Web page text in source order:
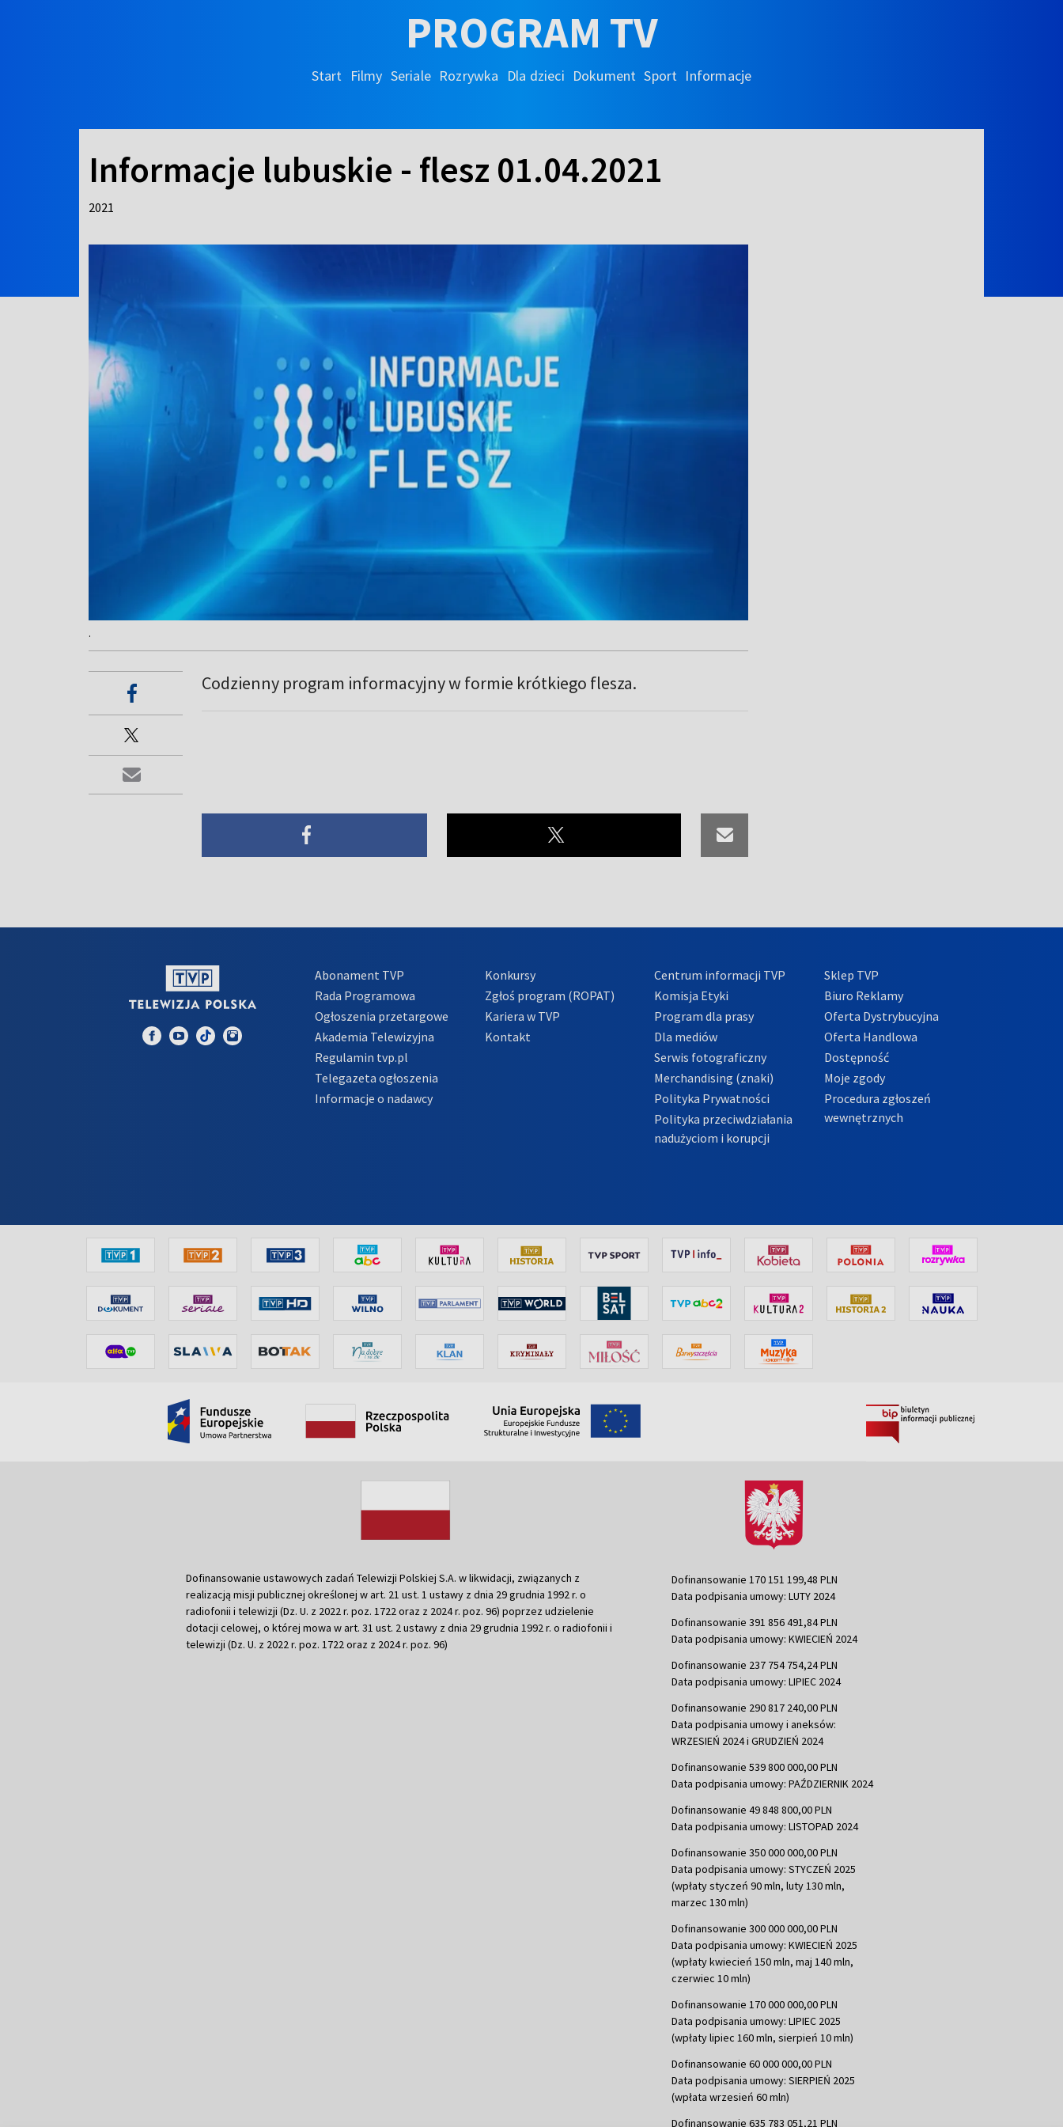
PROGRAM TV
Start Filmy Seriale Rozrywka Dla dzieci Dokument Sport Informacje
Informacje lubuskie - flesz 01.04.2021
2021
.
Codzienny program informacyjny w formie krótkiego flesza.
Abonament TVP
Rada Programowa
Ogłoszenia przetargowe
Akademia Telewizyjna
Regulamin tvp.pl
Telegazeta ogłoszenia
Informacje o nadawcy
Konkursy
Zgłoś program (ROPAT)
Kariera w TVP
Kontakt
Centrum informacji TVP
Komisja Etyki
Program dla prasy
Dla mediów
Serwis fotograficzny
Merchandising (znaki)
Polityka Prywatności
Polityka przeciwdziałania
nadużyciom i korupcji
Sklep TVP
Biuro Reklamy
Oferta Dystrybucyjna
Oferta Handlowa
Dostępność
Moje zgody
Procedura zgłoszeń
wewnętrznych
Dofinansowanie ustawowych zadań Telewizji Polskiej S.A. w likwidacji, związanych z
realizacją misji publicznej określonej w art. 21 ust. 1 ustawy z dnia 29 grudnia 1992 r. o
radiofonii i telewizji (Dz. U. z 2022 r. poz. 1722 oraz z 2024 r. poz. 96) poprzez udzielenie
dotacji celowej, o której mowa w art. 31 ust. 2 ustawy z dnia 29 grudnia 1992 r. o radiofonii i
telewizji (Dz. U. z 2022 r. poz. 1722 oraz z 2024 r. poz. 96)
Dofinansowanie 170 151 199,48 PLN
Data podpisania umowy: LUTY 2024
Dofinansowanie 391 856 491,84 PLN
Data podpisania umowy: KWIECIEŃ 2024
Dofinansowanie 237 754 754,24 PLN
Data podpisania umowy: LIPIEC 2024
Dofinansowanie 290 817 240,00 PLN
Data podpisania umowy i aneksów:
WRZESIEŃ 2024 i GRUDZIEŃ 2024
Dofinansowanie 539 800 000,00 PLN
Data podpisania umowy: PAŹDZIERNIK 2024
Dofinansowanie 49 848 800,00 PLN
Data podpisania umowy: LISTOPAD 2024
Dofinansowanie 350 000 000,00 PLN
Data podpisania umowy: STYCZEŃ 2025
(wpłaty styczeń 90 mln, luty 130 mln,
marzec 130 mln)
Dofinansowanie 300 000 000,00 PLN
Data podpisania umowy: KWIECIEŃ 2025
(wpłaty kwiecień 150 mln, maj 140 mln,
czerwiec 10 mln)
Dofinansowanie 170 000 000,00 PLN
Data podpisania umowy: LIPIEC 2025
(wpłaty lipiec 160 mln, sierpień 10 mln)
Dofinansowanie 60 000 000,00 PLN
Data podpisania umowy: SIERPIEŃ 2025
(wpłata wrzesień 60 mln)
Dofinansowanie 635 783 051,21 PLN